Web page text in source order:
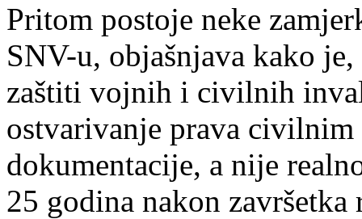
Pritom postoje neke
SNV-u, objašnjava kako
zaštiti vojnih i civilnih
ostvarivanje prava civilnim
dokumentacije, a nije
25 godina nakon završetka